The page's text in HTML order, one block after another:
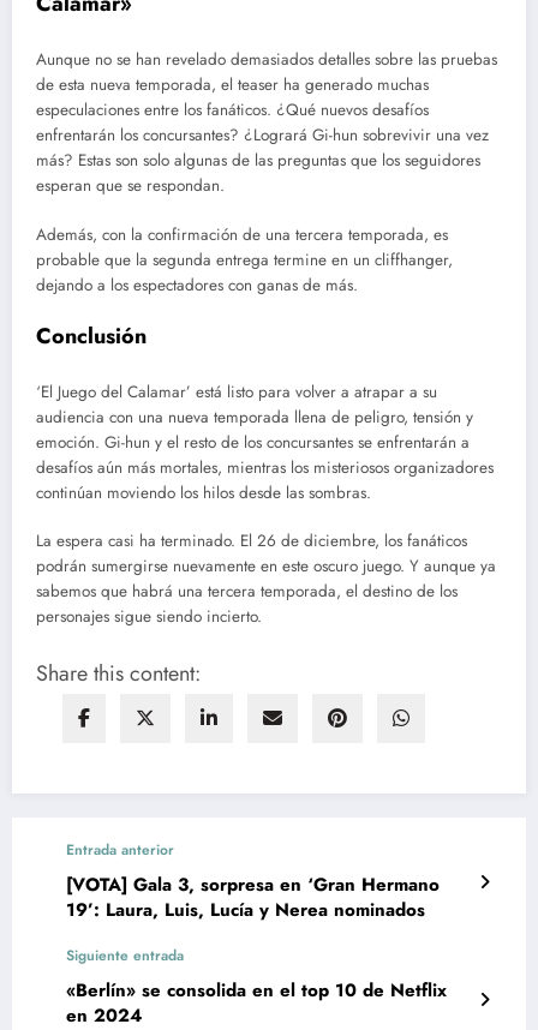
Aunque no se han revelado demasiados detalles sobre las pruebas
de esta nueva temporada, el teaser ha generado muchas
especulaciones entre los fanáticos. ¿Qué nuevos desafíos
enfrentarán los concursantes? ¿Logrará Gi-hun sobrevivir una vez
más? Estas son solo algunas de las preguntas que los seguidores
esperan que se respondan.
Además, con la confirmación de una tercera temporada, es
probable que la segunda entrega termine en un cliffhanger,
dejando a los espectadores con ganas de más.
Conclusión
‘El Juego del Calamar’ está listo para volver a atrapar a su
audiencia con una nueva temporada llena de peligro, tensión y
emoción. Gi-hun y el resto de los concursantes se enfrentarán a
desafíos aún más mortales, mientras los misteriosos organizadores
continúan moviendo los hilos desde las sombras.
La espera casi ha terminado. El 26 de diciembre, los fanáticos
podrán sumergirse nuevamente en este oscuro juego. Y aunque ya
sabemos que habrá una tercera temporada, el destino de los
personajes sigue siendo incierto.
Share this content:
Entrada anterior
[VOTA] Gala 3, sorpresa en ‘Gran Hermano
19’: Laura, Luis, Lucía y Nerea nominados
Siguiente entrada
«Berlín» se consolida en el top 10 de Netflix
en 2024